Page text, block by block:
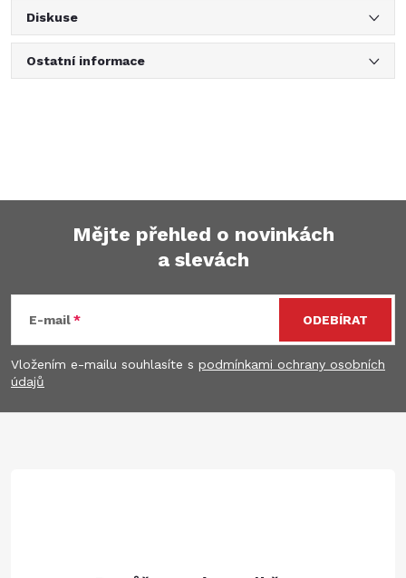
Diskuse
Ostatní informace
p
a
Mějte přehled o novinkách
a slevách
E-mail
Vložením e-mailu souhlasíte s podmínkami ochrany osobních
údajů
ODEBÍRAT